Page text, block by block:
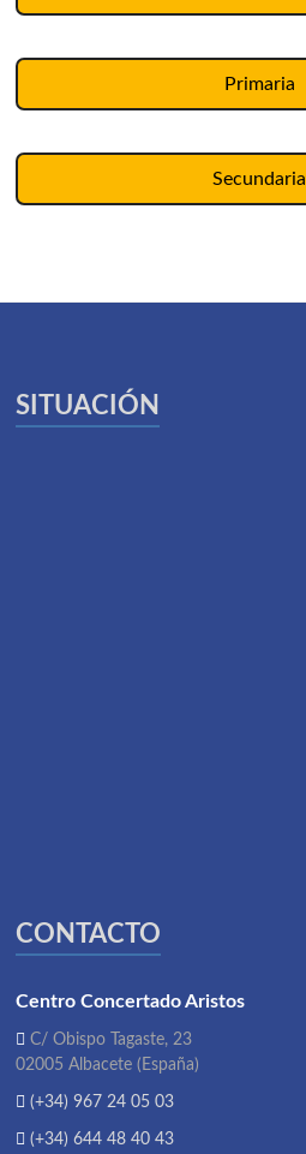
Primaria
Secundaria
SITUACIÓN
CONTACTO
Centro Concertado Aristos
C/ Obispo Tagaste, 23
02005 Albacete (España)
(+34) 967 24 05 03
(+34) 644 48 40 43